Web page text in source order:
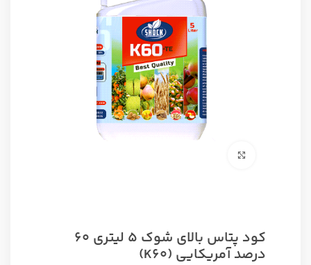
کود پتاس بالای شوک ۵ لیتری ۶۰
درصد آمریکایی (K60)